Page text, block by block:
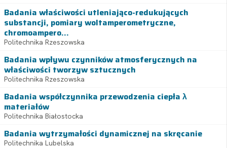
Badania właściwości utleniająco-redukujących
substancji, pomiary woltamperometryczne,
chromoampero...
Politechnika Rzeszowska
Badania wpływu czynników atmosferycznych na
właściwości tworzyw sztucznych
Politechnika Rzeszowska
Badania współczynnika przewodzenia ciepła λ
materiałów
Politechnika Białostocka
Badania wytrzymałości dynamicznej na skręcanie
Politechnika Lubelska